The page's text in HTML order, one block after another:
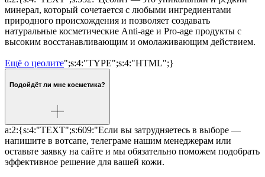
минерал, который сочетается с любыми ингредиентами
природного происхождения и позволяет создавать
натуральные косметические Anti-age и Pro-age продукты с
высоким восстанавливающим и омолаживающим действием.
Ещё о цеолите";s:4:"TYPE";s:4:"HTML";}
Подойдёт ли мне косметика?
a:2:{s:4:"TEXT";s:609:"Если вы затрудняетесь в выборе —
напишите в вотсапе, телеграме нашим менеджерам или
оставьте заявку на сайте и мы обязательно поможем подобрать
эффективное решение для вашей кожи.